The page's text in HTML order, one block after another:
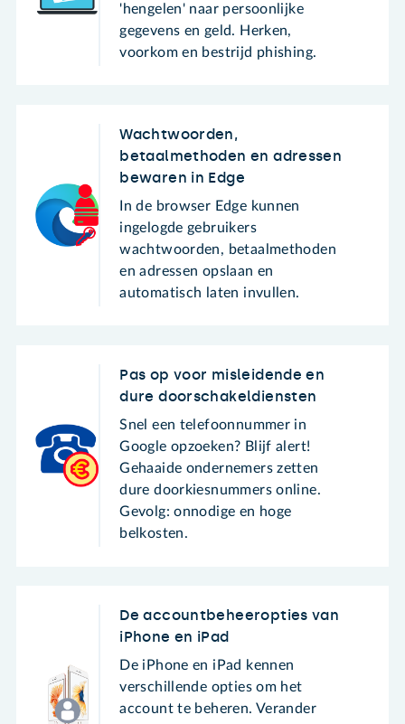
'hengelen' naar persoonlijke
gegevens en geld. Herken,
voorkom en bestrijd phishing.
Wachtwoorden,
betaalmethoden en adressen
bewaren in Edge
In de browser Edge kunnen
ingelogde gebruikers
wachtwoorden, betaalmethoden
en adressen opslaan en
automatisch laten invullen.
Pas op voor misleidende en
dure doorschakeldiensten
Snel een telefoonnummer in
Google opzoeken? Blijf alert!
Gehaaide ondernemers zetten
dure doorkiesnummers online.
Gevolg: onnodige en hoge
belkosten.
De accountbeheeropties van
iPhone en iPad
De iPhone en iPad kennen
verschillende opties om het
account te beheren. Verander